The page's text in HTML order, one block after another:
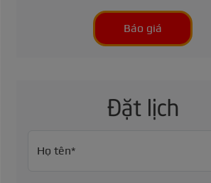
Báo giá
Đặt lịch
Họ tên*